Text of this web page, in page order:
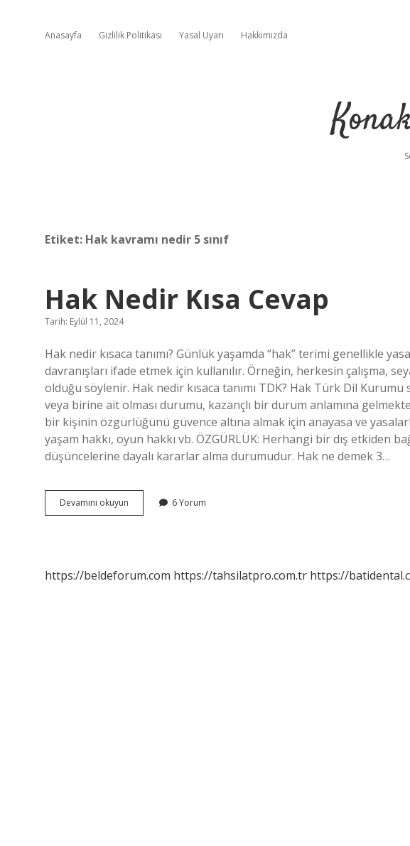
Anasayfa Gizlilik Politikası Yasal Uyarı Hakkımızda
Etiket: Hak kavramı nedir 5 sınıf
Hak Nedir Kısa Cevap
Tarih: Eylül 11, 2024
Hak nedir kısaca tanımı? Günlük yaşamda “hak” terimi genellikle
davranışları ifade etmek için kullanılır. Örneğin, herkesin çalışma,
olduğu söylenir. Hak nedir kısaca tanımı TDK? Hak Türk Dil
veya birine ait olması durumu, kazançlı bir durum anlamına
bir kişinin özgürlüğünü güvence altına almak için anayasa ve
yaşam hakkı, oyun hakkı vb. ÖZGÜRLÜK: Herhangi bir dış etkiden
düşüncelerine dayalı kararlar alma durumudur. Hak ne demek 3…
Devamını okuyun
Nedir
6 Yorum
https://beldeforum.com https://tahsilatpro.com.tr https://